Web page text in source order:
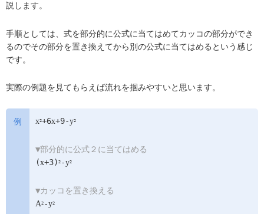
説します。
手順としては、式を部分的に公式に当てはめてカッコの部分ができ
るのでその部分を置き換えてから別の公式に当てはめるという感じ
です。
実際の例題を見てもらえば流れを掴みやすいと思います。
x2+6x+9-y2
▼部分的に公式２に当てはめる
(x+3) 2 -y2
▼カッコを置き換える
A2 -y2